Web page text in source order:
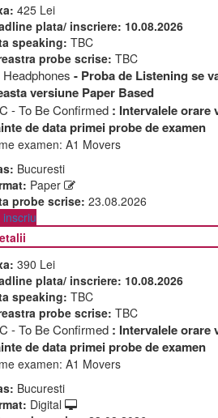
425 Lei
plata/ inscriere: 10.08.2026
speaking: TBC
probe scrise: TBC
- Proba de Listening se
versiune Paper Based
- To Be Confirmed : Intervalele orare
de data primei probe de examen
examen: A1 Movers
Bucuresti
Paper
probe scrise: 23.08.2026
390 Lei
plata/ inscriere: 10.08.2026
speaking: TBC
probe scrise: TBC
- To Be Confirmed : Intervalele orare
de data primei probe de examen
examen: A1 Movers
Bucuresti
Digital